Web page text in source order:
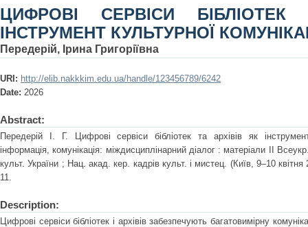
ЦИФРОВІ СЕРВІСИ
ІНСТРУМЕНТ КУЛЬТУРНОЇ
Передерій, Ірина Григоріївна
URI: http://elib.nakkkim.edu.ua/handle/123456789/6242
Date: 2026
Abstract:
Передерій І. Г. Цифрові сервіси бібліотек та архівів як
інформація, комунікація: міждисциплінарний діалог : матеріали ІІ
культ. України ; Нац. акад. кер. кадрів культ. і мистец. (Київ, 9–10
11.
Description:
Цифрові сервіси бібліотек і архівів забезпечують багатовимірну